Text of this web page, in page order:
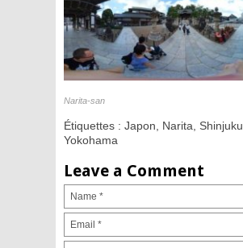
Narita-san
Étiquettes : Japon Narita Shinjuku
Yokohama
Leave a Comment